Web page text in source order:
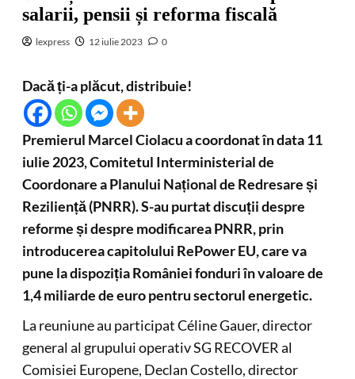
salarii, pensii și reforma fiscală
lexpress 12 iulie 2023 0
Dacă ți-a plăcut, distribuie!
Premierul Marcel Ciolacu a coordonat în data 11
iulie 2023, Comitetul Interministerial de
Coordonare a Planului Național de Redresare și
Reziliență (PNRR). S-au purtat discuții despre
reforme și despre modificarea PNRR, prin
introducerea capitolului RePower EU, care va
pune la dispoziția României fonduri în valoare de
1,4 miliarde de euro pentru sectorul energetic.
La reuniune au participat Céline Gauer, director
general al grupului operativ SG RECOVER al
Comisiei Europene, Declan Costello, director